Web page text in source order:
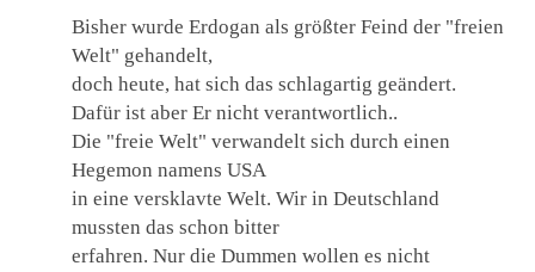
Bisher wurde Erdogan als größter Feind der "freien
Welt" gehandelt,
doch heute, hat sich das schlagartig geändert.
Dafür ist aber Er nicht verantwortlich..
Die "freie Welt" verwandelt sich durch einen
Hegemon namens USA
in eine versklavte Welt. Wir in Deutschland
mussten das schon bitter
erfahren. Nur die Dummen wollen es nicht